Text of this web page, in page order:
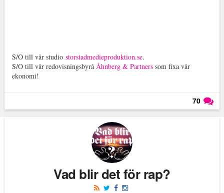
S/O till vår studio storstadmedieproduktion.se.
S/O till vår redovisningsbyrå Åhnberg & Partnerssom fixa vår
ekonomi!
70
Vad blir det för rap?